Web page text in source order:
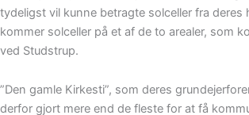
tydeligst vil kunne betragte solceller fra deres
kommer solceller på et af de to arealer, som
ved Studstrup.
”Den gamle Kirkesti”, som deres
derfor gjort mere end de fleste for at få